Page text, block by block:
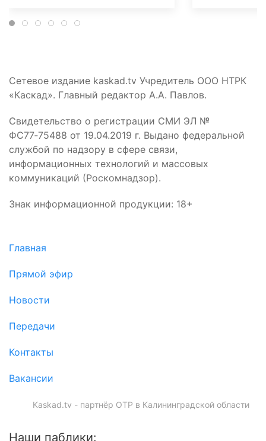
Сетевое издание kaskad.tv Учредитель ООО НТРК
«Каскад». Главный редактор А.А. Павлов.
Свидетельство о регистрации СМИ ЭЛ №
ФС77‑75488 от 19.04.2019 г. Выдано федеральной
службой по надзору в сфере связи,
информационных технологий и массовых
коммуникаций (Роскомнадзор).
Знак информационной продукции: 18+
Главная
Прямой эфир
Новости
Передачи
Контакты
Вакансии
Kaskad.tv - партнёр ОТР в Калининградской области
Наши паблики: